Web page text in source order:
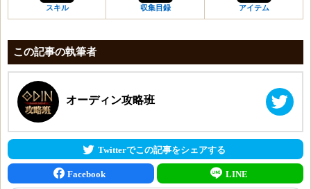
鉄製の角笛
戦闘の呪文書
祝福のルーンボックス
研磨石
精製済みの研磨石
スキル 収集目録 アイテム
この記事の執筆者
オーディン攻略班
Twitterでこの記事をシェアする
Facebook LINE